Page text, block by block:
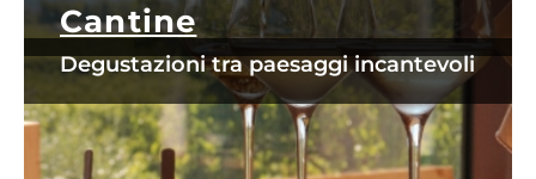
Cantine
Degustazioni tra paesaggi incantevoli